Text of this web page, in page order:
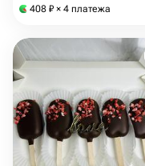
408 ₽ × 4 платежа